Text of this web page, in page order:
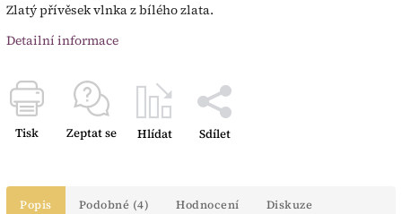
Zlatý přívěsek vlnka z bílého zlata.
Detailní informace
Tisk Zeptat se Hlídat Sdílet
Popis Podobné (4) Hodnocení Diskuze